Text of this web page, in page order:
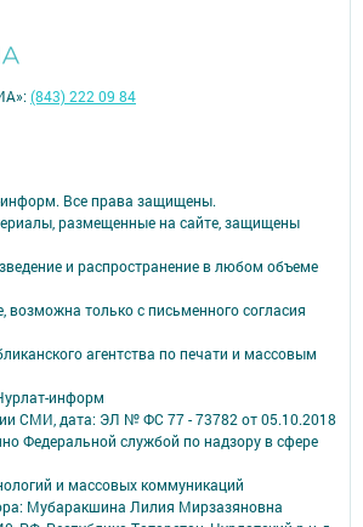
Все права защищены.
размещенные на сайте, защищены
и распространение в любом объеме
возможна только с письменного согласия
агентства по печати и массовым
⁠информ
СМИ, дата: ЭЛ № ФС 77 -⁠ 73782 от 05.10.2018
Федеральной службой по надзору в сфере
и массовых коммуникаций
Мубаракшина Лилия Мирзазяновна
(843) 222 09 84